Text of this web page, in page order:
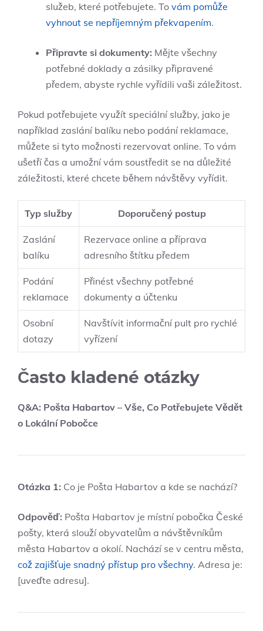
služeb, které potřebujete. To vám pomůže
vyhnout se nepříjemným překvapením.
Připravte si dokumenty: Mějte všechny
potřebné doklady a zásilky připravené
předem, abyste rychle vyřídili vaši záležitost.
Pokud potřebujete využít speciální služby, jako je
například zaslání balíku nebo podání reklamace,
můžete si tyto možnosti rezervovat online. To vám
ušetří čas a umožní vám soustředit se na důležité
záležitosti, které chcete během návštěvy vyřídit.
Typ služby Doporučený postup
Zaslání
balíku
Rezervace online a příprava
adresního štítku předem
Podání
reklamace
Přinést všechny potřebné
dokumenty a účtenku
Osobní
dotazy
Navštívit informační pult pro rychlé
vyřízení
Často kladené otázky
Q&A: Pošta Habartov – Vše, Co Potřebujete Vědět
o Lokální Pobočce
Otázka 1: Co je Pošta Habartov a kde se nachází?
Odpověď: Pošta Habartov je místní pobočka České
pošty, která slouží obyvatelům a návštěvníkům
města Habartov a okolí. Nachází se v centru města,
což zajišťuje snadný přístup pro všechny. Adresa je:
[uveďte adresu].